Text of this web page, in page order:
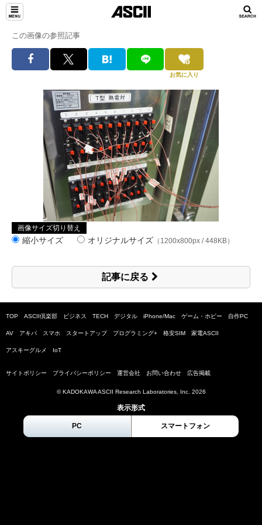
この画像の参照記事
お気に入り
画像サイズ切り替え
縮小サイズ オリジナルサイズ （1200x800px / 448KB）
記事に戻る
TOP ASCII倶楽部 ビジネス TECH デジタル iPhone/Mac ゲーム・ホビー 自作PC
AV アキバ スマホ スタートアップ プログラミング+ 格安SIM 家電ASCII
アスキーグルメ IoT
サイトポリシー プライバシーポリシー 運営会社 お問い合わせ 広告掲載
© KADOKAWA ASCII Research Laboratories, Inc. 2026
表示形式
PC スマートフォン